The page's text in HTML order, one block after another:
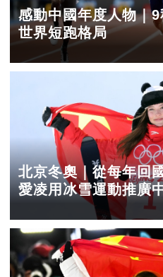
感動中國年度人物｜
世界短跑格局
北京冬奧｜從每年回
愛凌用冰雪運動推廣